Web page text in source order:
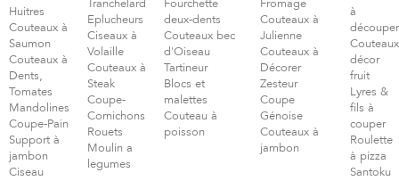
Huitres
Couteaux à
Saumon
Couteaux à
Dents,
Tomates
Mandolines
Coupe-Pain
Support à
jambon
Ciseau
Tranchelard
Eplucheurs
Ciseaux à
Volaille
Couteaux à
Steak
Coupe-
Cornichons
Rouets
Moulin a
legumes
Fourchette
deux-dents
Couteaux bec
d'Oiseau
Tartineur
Blocs et
malettes
Couteau à
poisson
Fromage
Couteaux à
Julienne
Couteaux à
Décorer
Zesteur
Coupe
Génoise
Couteaux à
jambon
à
découper
Couteaux
décor
fruit
Lyres &
fils à
couper
Roulette
à pizza
Santoku